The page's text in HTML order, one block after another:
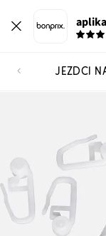
JEZDCI